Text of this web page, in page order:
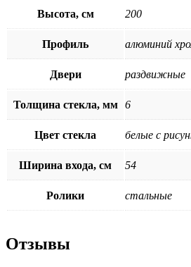
Высота, см 200
Профиль алюминий
Двери раздвижные
Толщина стекла, мм 6
Цвет стекла белые с
Ширина входа, см 54
Ролики стальные
Отзывы